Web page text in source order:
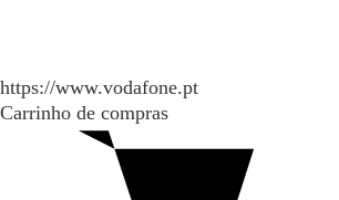
https://www.vodafone.pt
Carrinho de compras